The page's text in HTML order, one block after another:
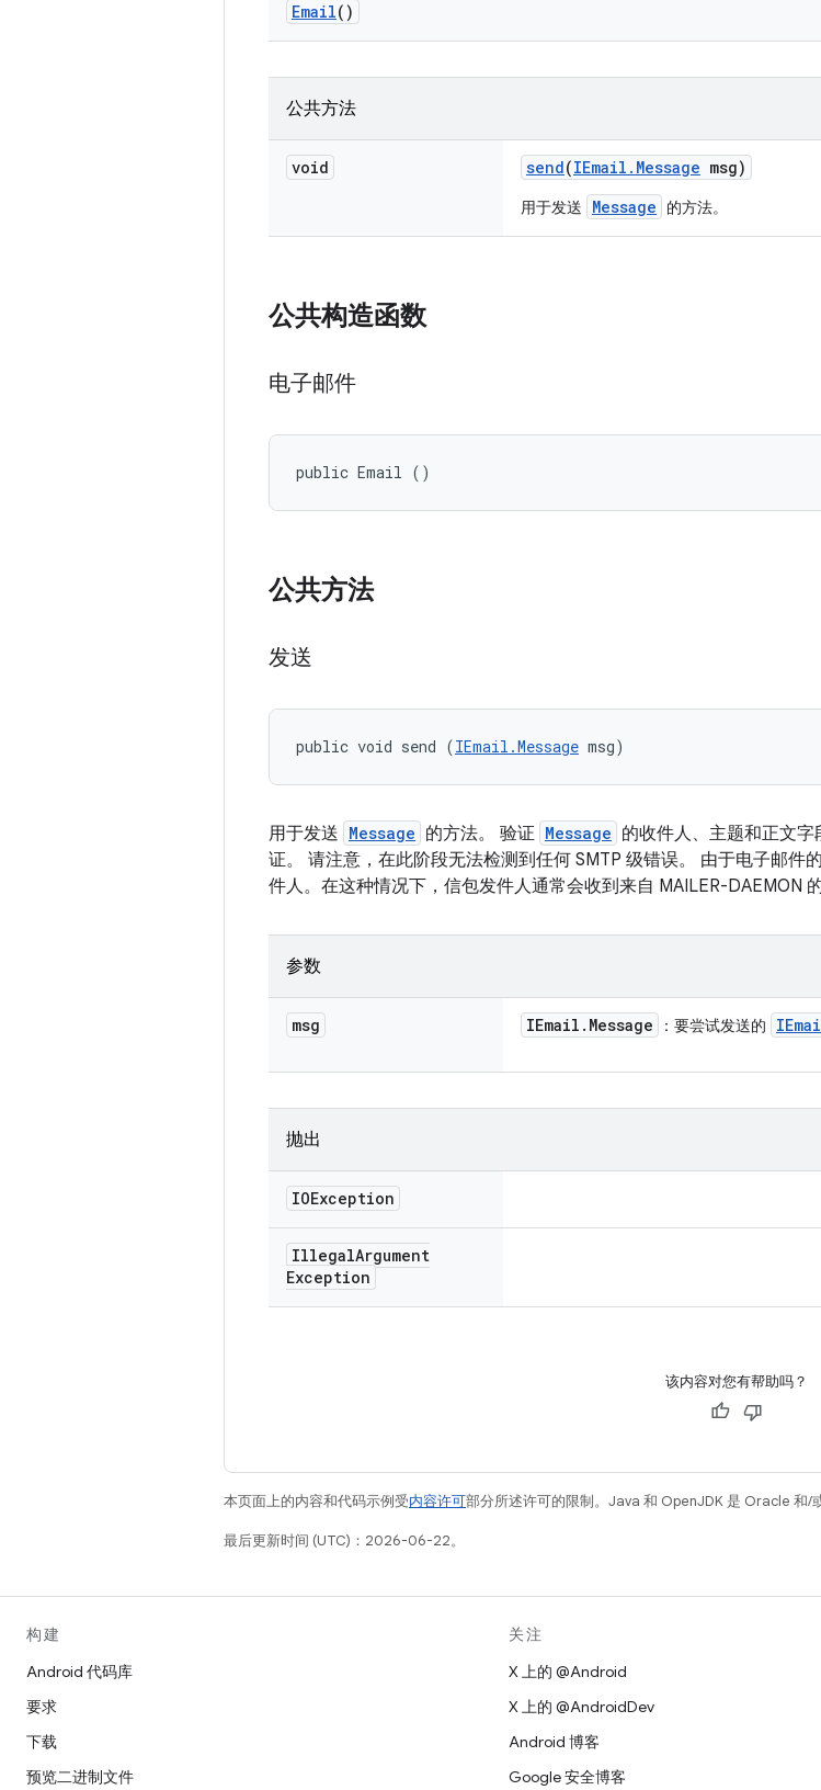
Email()
公共方法
void send(IEmail . Message msg)
用于发送 Message 的方法。
公共构造函数
电子邮件
public Email ()
公共方法
发送
public void send (IEmail.Message msg)
用于发送 Message 的方法。 验证 Message 的收件人、主题和正文字
证。 请注意，在此阶段无法检测到任何 SMTP 级错误。 由于电子邮件
件人。在这种情况下，信包发件人通常会收到来自 MAILER-DAEMON
参数
msg IEmail . Message ：要尝试发送的
抛出
IOException
IllegalArgument
Exception
该内容对您有帮助吗？
本页面上的内容和代码示例受内容许可部分所述许可的限制。Java 和 OpenJDK 是 Oracle 和/
最后更新时间 (UTC)：2026-06-22。
构建
Android 代码库
要求
下载
预览二进制文件
关注
X 上的 @Android
X 上的 @AndroidDev
Android 博客
Google 安全博客